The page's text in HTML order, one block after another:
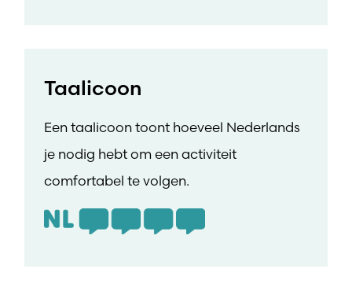
Taalicoon
Een taalicoon toont hoeveel Nederlands
je nodig hebt om een activiteit
comfortabel te volgen.